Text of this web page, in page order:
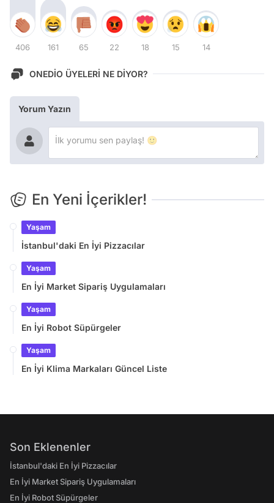
406 161 65 22 18 15 14
ONEDİO ÜYELERİ NE DİYOR?
Yorum Yazın
En Yeni İçerikler!
Yaşam
İstanbul'daki En İyi Pizzacılar
Yaşam
En İyi Market Sipariş Uygulamaları
Yaşam
En İyi Robot Süpürgeler
Yaşam
En İyi Klima Markaları Güncel Liste
Son Eklenenler
İstanbul'daki En İyi Pizzacılar
En İyi Market Sipariş Uygulamaları
En İyi Robot Süpürgeler